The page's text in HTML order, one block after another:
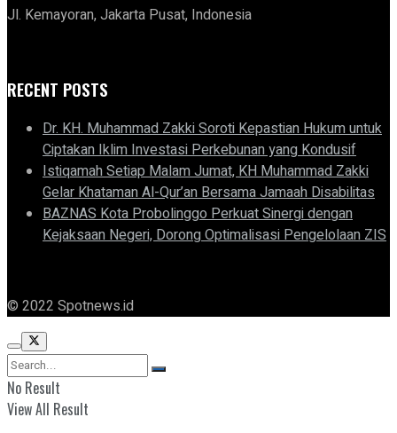
Jl. Kemayoran, Jakarta Pusat, Indonesia
RECENT POSTS
Dr. KH. Muhammad Zakki Soroti Kepastian Hukum untuk
Ciptakan Iklim Investasi Perkebunan yang Kondusif
Istiqamah Setiap Malam Jumat, KH Muhammad Zakki
Gelar Khataman Al-Qur’an Bersama Jamaah Disabilitas
BAZNAS Kota Probolinggo Perkuat Sinergi dengan
Kejaksaan Negeri, Dorong Optimalisasi Pengelolaan ZIS
© 2022 Spotnews.id
No Result
View All Result